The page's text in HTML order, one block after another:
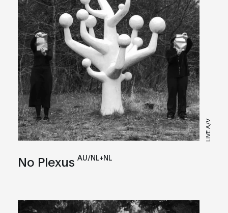
LIVE A/V
No Plexus AU/NL+NL